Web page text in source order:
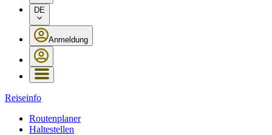
DE
Anmeldung
Reiseinfo
Routenplaner
Haltestellen